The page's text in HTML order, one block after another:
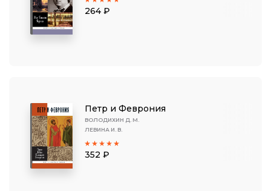
264 ₽
Петр и Феврония
ВОЛОДИХИН Д. М.
ЛЕВИНА И. В.
352 ₽